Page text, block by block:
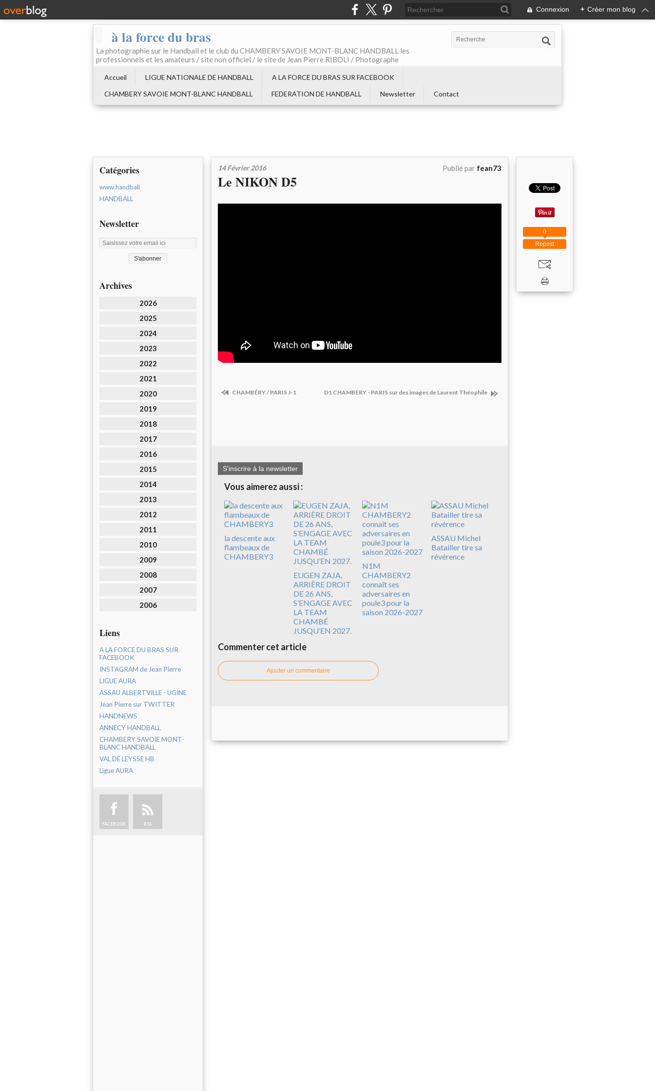
Connexion + Créer mon blog
à la force du bras
La photographie sur le Handball et le club du CHAMBERY SAVOIE MONT-BLANC HANDBALL les
professionnels et les amateurs / site non officiel / le site de Jean Pierre RIBOLI / Photographe
Accueil LIGUE NATIONALE DE HANDBALL
A LA FORCE DU BRAS SUR FACEBOOK
CHAMBERY SAVOIE MONT-BLANC HANDBALL
FEDERATION DE HANDBALL Newsletter Contact
Catégories
www.handball
HANDBALL
Newsletter
Archives
2026
2025
2024
2023
2022
2021
2020
2019
2018
2017
2016
2015
2014
2013
2012
2011
2010
2009
2008
2007
2006
Liens
A LA FORCE DU BRAS SUR
FACEBOOK
INSTAGRAM de Jean Pierre
LIGUE AURA
ASSAU ALBERTVILLE - UGINE
Jean Pierre sur TWITTER
HANDNEWS
ANNECY HANDBALL
CHAMBERY SAVOIE MONT-
BLANC HANDBALL
VAL DE LEYSSE HB
Ligue AURA
FACEBOOK RSS
14 Février 2016 Publié par fean73
Le NIKON D5
CHAMBÉRY / PARIS J-1 D1 CHAMBERY - PARIS sur des images de Laurent Théophile
S'inscrire à la newsletter
Vous aimerez aussi :
la descente aux
flambeaux de
CHAMBERY3
EUGEN ZAJA,
ARRIÈRE DROIT
DE 26 ANS,
S’ENGAGE AVEC
LA TEAM
CHAMBÉ
JUSQU’EN 2027.
N1M
CHAMBERY2
connaît ses
adversaires en
poule3 pour la
saison 2026-2027
ASSAU Michel
Batailler tire sa
révérence
Commenter cet article
Ajouter un commentaire
Repost
0